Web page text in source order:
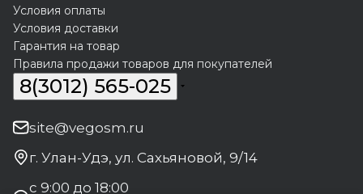
Условия оплаты
Условия доставки
Гарантия на товар
Правила продажи товаров для покупателей
8(3012) 565-025
site@vegosm.ru
г. Улан-Удэ, ул. Сахьяновой, 9/14
с 9:00 до 18:00